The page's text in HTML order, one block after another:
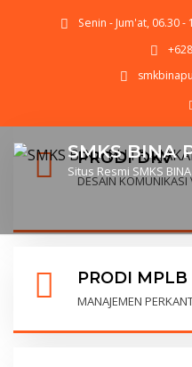
Senin - Jum'at, 06.30 -
SMKS BINA
Situs Resmi SMKS BINA
PRODI DKV
DESAIN KOMUNIKASI
PRODI MPLB
MANAJEMEN